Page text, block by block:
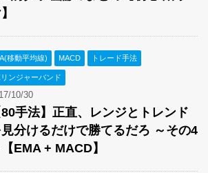
移動平均線) MACD トレード手法
リンジャーバンド
10/30
80手法】正直、レンジとトレンド
分けるだけで勝てるだろ ～その4
【EMA + MACD】